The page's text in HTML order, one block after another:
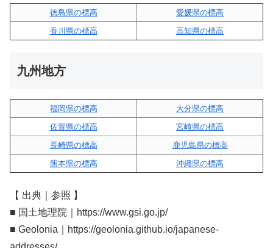
徳島県の標高
愛媛県の標高
香川県の標高
高知県の標高
九州地方
福岡県の標高
大分県の標高
佐賀県の標高
宮崎県の標高
長崎県の標高
鹿児島県の標高
熊本県の標高
沖縄県の標高
【 出典｜参照 】
■ 国土地理院｜https://www.gsi.go.jp/
■ Geolonia｜https://geolonia.github.io/japanese-